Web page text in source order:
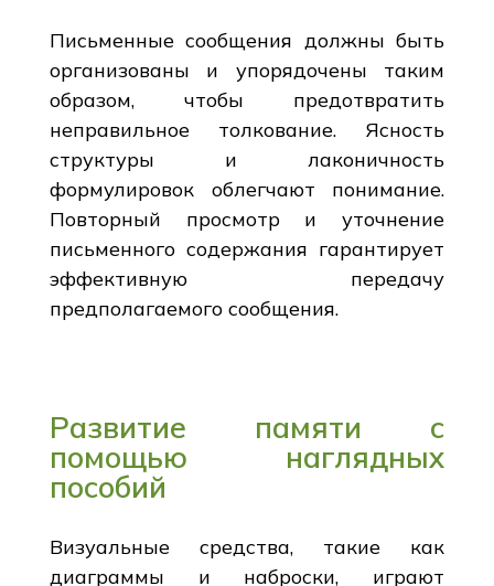
Письменные сообщения должны быть
организованы и упорядочены таким
образом, чтобы предотвратить
неправильное толкование. Ясность
структуры и лаконичность
формулировок облегчают понимание.
Повторный просмотр и уточнение
письменного содержания гарантирует
эффективную передачу
предполагаемого сообщения.
Развитие памяти с
помощью наглядных
пособий
Визуальные средства, такие как
диаграммы и наброски, играют